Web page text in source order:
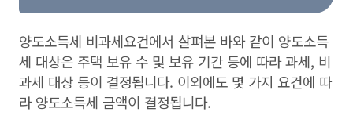
양도소득세 비과세요건에서 살펴본 바와 같이 양도소득
세 대상은 주택 보유 수 및 보유 기간 등에 따라 과세, 비
과세 대상 등이 결정됩니다. 이외에도 몇 가지 요건에 따
라 양도소득세 금액이 결정됩니다.